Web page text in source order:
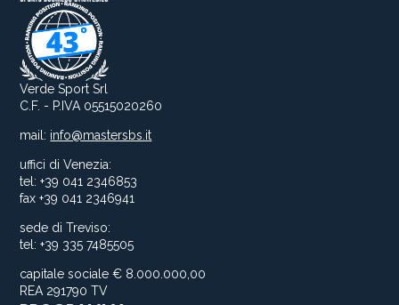
Verde Sport Srl
C.F. - P.IVA 05515020260
mail: info@mastersbs.it
uffici di Venezia:
tel: +39 041 2346853
fax +39 041 2346941
sede di Treviso:
tel: +39 335 7485505
capitale sociale € 8.000.000,00
REA 291790 TV